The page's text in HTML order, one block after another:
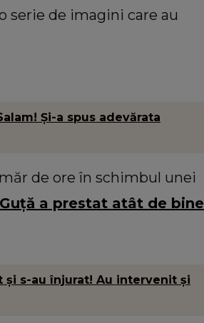
serie de imagini care au
Şi-a spus adevărata
de ore în schimbul unei
Guţă a prestat atât de bine
şi s-au înjurat! Au intervenit şi